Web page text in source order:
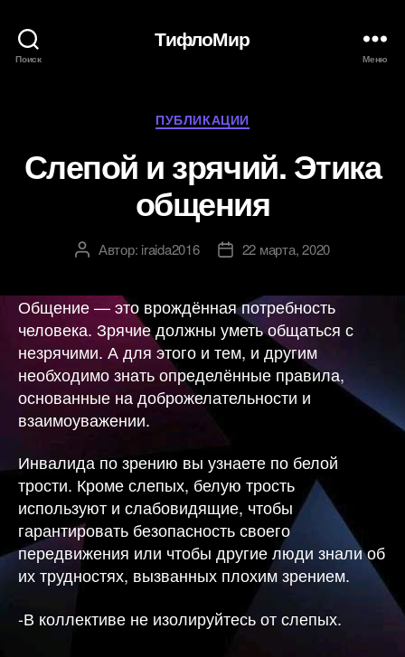
Поиск
ТифлоМир
Меню
Рубрики
ПУБЛИКАЦИИ
Слепой и зрячий. Этика
общения
АвторАвтор: iraida2016
Дата22 марта, 2020
Общение — это врождённая потребность
человека. Зрячие должны уметь общаться с
незрячими. А для этого и тем, и другим
необходимо знать определённые правила,
основанные на доброжелательности и
взаимоуважении.
Инвалида по зрению вы узнаете по белой
трости. Кроме слепых, белую трость
используют и слабовидящие, чтобы
гарантировать безопасность своего
передвижения или чтобы другие люди знали об
их трудностях, вызванных плохим зрением.
-В коллективе не изолируйтесь от слепых.